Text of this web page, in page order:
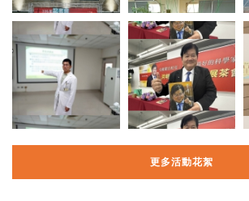
更多活動花絮